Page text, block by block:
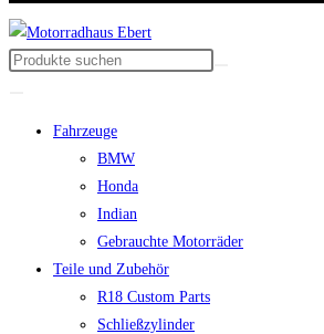
Fahrzeuge
BMW
Honda
Indian
Gebrauchte Motorräder
Teile und Zubehör
R18 Custom Parts
Schließzylinder